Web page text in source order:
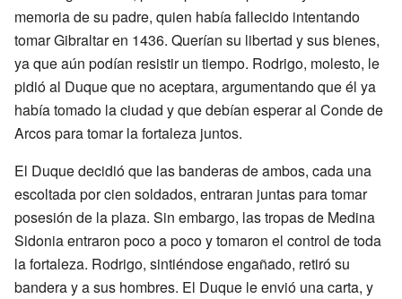
memoria de su padre, quien había fallecido intentando
tomar Gibraltar en 1436. Querían su libertad y sus bienes,
ya que aún podían resistir un tiempo. Rodrigo, molesto, le
pidió al Duque que no aceptara, argumentando que él ya
había tomado la ciudad y que debían esperar al Conde de
Arcos para tomar la fortaleza juntos.
El Duque decidió que las banderas de ambos, cada una
escoltada por cien soldados, entraran juntas para tomar
posesión de la plaza. Sin embargo, las tropas de Medina
Sidonia entraron poco a poco y tomaron el control de toda
la fortaleza. Rodrigo, sintiéndose engañado, retiró su
bandera y a sus hombres. El Duque le envió una carta, y